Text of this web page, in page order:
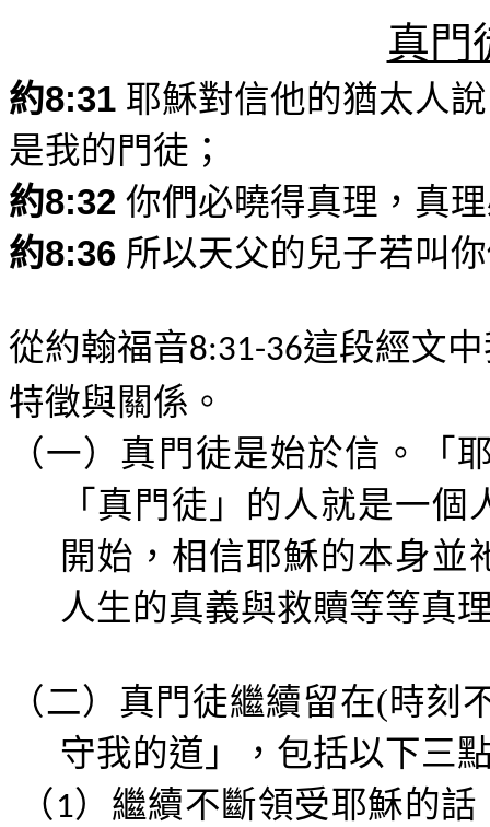
真門
約8:31 耶穌對信他的猶太人
是我的門徒；
約8:32 你們必曉得真理，真
約8:36 所以天父的兒子若叫
從約翰福音8:31-36這段經文
特徵與關係。
（一） 真門徒是始於信 。「
「真門徒」的人就是一
開始，相信耶穌的本身並
人生的真義與救贖等等真
（二） 真門徒繼續留在(時刻
守我的道 」，包括以下三
（ 1） 繼續不斷領受耶穌的話